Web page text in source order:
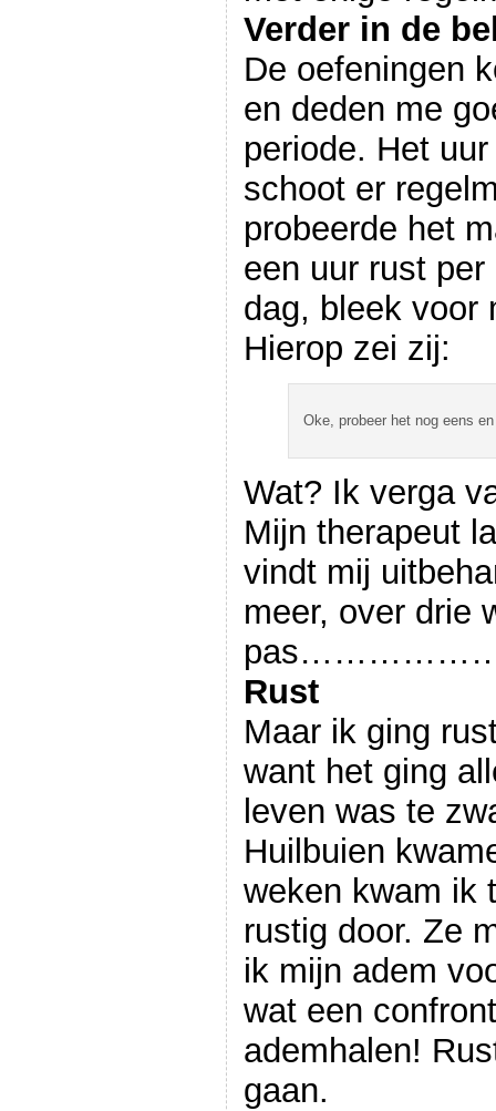
Verder in de
De oefeningen
en deden me
periode. Het
schoot er
probeerde het
een uur rust
dag, bleek voor
Hierop zei zij:
Oke, probeer het nog eens
Wat? Ik verga
Mijn therapeut
vindt mij
meer, over drie
Rust
Maar ik ging
want het ging
leven was te
Huilbuien
weken kwam ik
rustig door. Ze
ik mijn adem
wat een
ademhalen!
gaan.